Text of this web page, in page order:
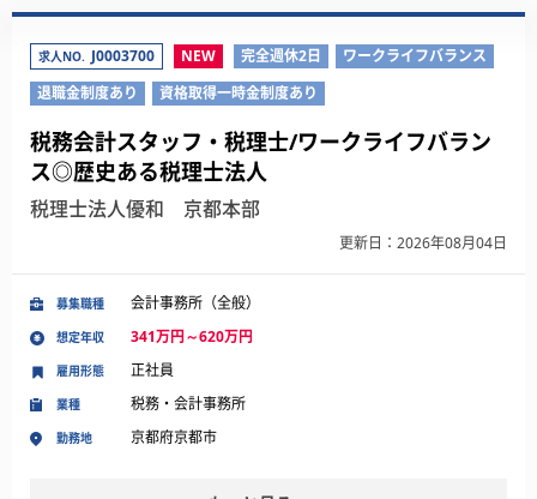
求人NO. J0003700 NEW 完全週休2日
ワークライフバランス
退職金制度あり
資格取得一時金制度あり
税務会計スタッフ・税理士/ワークライフバラン
ス◎歴史ある税理士法人
税理士法人優和 京都本部
更新日：2026年08月04日
募集職種 会計事務所（全般）
想定年収 341万円～620万円
業種 税務・会計事務所
勤務地 京都府京都市
雇用形態 正社員